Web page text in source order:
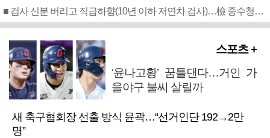
■ 검사 신분 버리고 직급하향(10년 이하 저연차 검사)…檢 중수청행 기피
스포츠 +
‘윤나고황’ 꿈틀댄다…거인 가
을야구 불씨 살릴까
새 축구협회장 선출 방식 윤곽…“선거인단 192→2만
명”